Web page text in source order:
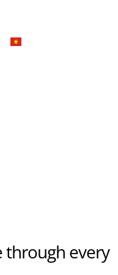
through every